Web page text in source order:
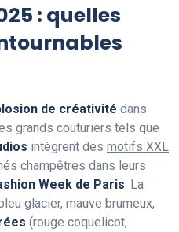
: quelles
de créativité dans
grands couturiers tels que
intègrent des motifs XXL
champêtres dans leurs
Week de Paris . La
glacier, mauve brumeux,
(rouge coquelicot,